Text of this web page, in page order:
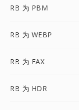
RB 为 PBM
RB 为 WEBP
RB 为 FAX
RB 为 HDR